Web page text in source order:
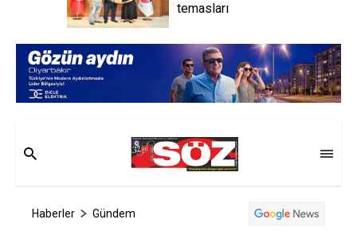
temasları
Haberler Gündem